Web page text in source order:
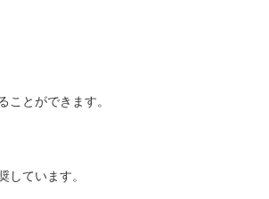
とができます。
ています。